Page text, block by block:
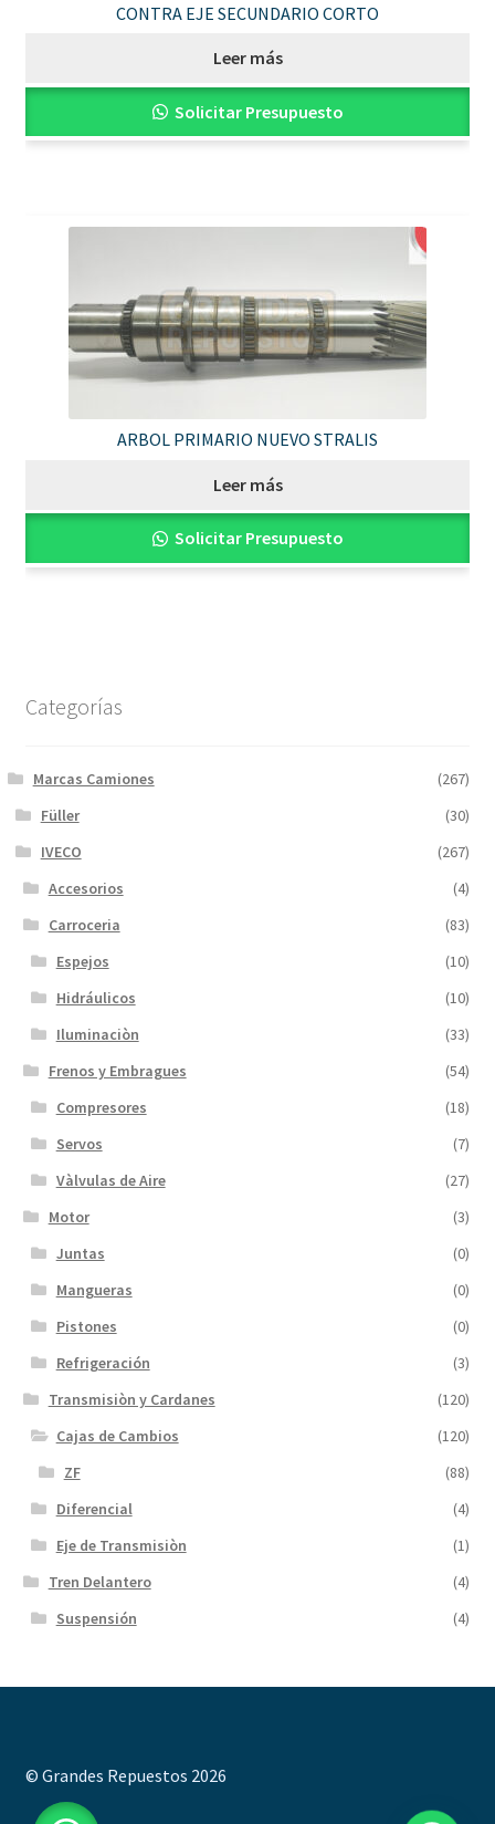
CONTRA EJE SECUNDARIO CORTO
Leer más
Solicitar Presupuesto
ARBOL PRIMARIO NUEVO STRALIS
Leer más
Solicitar Presupuesto
Categorías
Marcas Camiones
(267)
Füller
(30)
IVECO
(267)
Accesorios
(4)
Carroceria
(83)
Espejos
(10)
Hidráulicos
(10)
Iluminaciòn
(33)
Frenos y Embragues
(54)
Compresores
(18)
Servos
(7)
Vàlvulas de Aire
(27)
Motor
(3)
Juntas
(0)
Mangueras
(0)
Pistones
(0)
Refrigeración
(3)
Transmisiòn y Cardanes
(120)
Cajas de Cambios
(120)
ZF
(88)
Diferencial
(4)
Eje de Transmisiòn
(1)
Tren Delantero
(4)
Suspensión
(4)
© Grandes Repuestos 2026